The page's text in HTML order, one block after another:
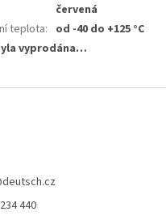
červená
teplota: od -40 do +125 °C
vyprodána…
deutsch.cz
440